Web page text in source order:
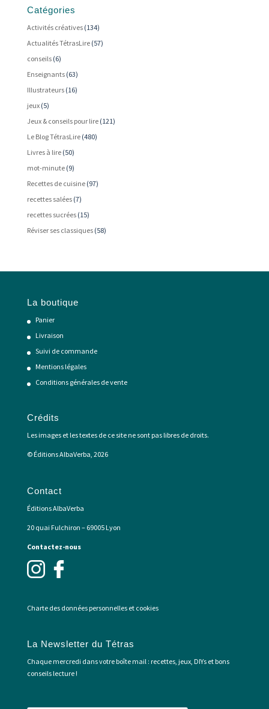
Catégories
Activités créatives(134)
Actualités TétrasLire(57)
conseils(6)
Enseignants(63)
Illustrateurs(16)
jeux(5)
Jeux & conseils pour lire(121)
Le Blog TétrasLire(480)
Livres à lire(50)
mot-minute(9)
Recettes de cuisine(97)
recettes salées(7)
recettes sucrées(15)
Réviser ses classiques(58)
La boutique
Panier
Livraison
Suivi de commande
Mentions légales
Conditions générales de vente
Crédits
Les images et les textes de ce site ne sont pas libres de droits.
© Éditions AlbaVerba, 2026
Contact
Éditions AlbaVerba
20 quai Fulchiron – 69005 Lyon
Contactez-nous
Charte des données personnelles et cookies
La Newsletter du Tétras
Chaque mercredi dans votre boîte mail : recettes, jeux, DIYs et bons
conseils lecture !